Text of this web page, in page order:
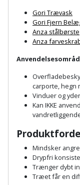
Sternbeklædning
tagplader
Tråd
byggeri
Polsøger
snor
Renseservietter
og
wipes
Sækkelukker
Kantfræser
Kantlimer
Kap-
geringssav
Klammepistol
Højtaler
Hylder
Jagt
fritid
Jul
Kaffe
Klæbesøm
Gori Trævask
Gori Fjern
Anza stålbørste
Anza
carporte, hegn
Vinduer og
Kan IKKE
Mindsker
Drypfri
Trænger dybt
Træet får en